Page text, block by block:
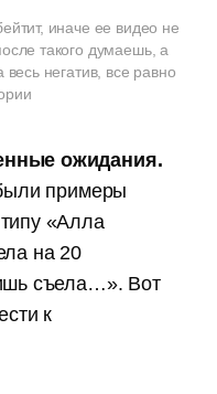
иначе ее видео не
такого думаешь, а
негатив, все равно
ожидания.
примеры
«Алла
на 20
съела…». Вот
к